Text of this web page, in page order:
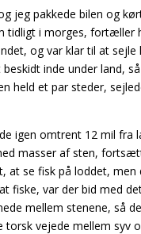
jeg pakkede bilen og
tidligt i morges, fortæller
og var klar til at sejle
inde under land,
held et par steder,
igen omtrent 12 mil fra
masser af sten,
at se fisk på loddet, men
fiske, var der bid med
mellem stenene, så
torsk vejede mellem syv